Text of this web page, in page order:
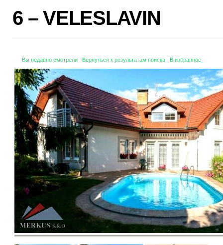
6 – VELESLAVIN
Вы недавно смотрели Вернуться к результатам поиска В избранное